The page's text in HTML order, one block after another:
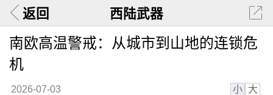
返回 西陆武器
南欧高温警戒：从城市到山地的连锁危
机
2026-07-03 小 大